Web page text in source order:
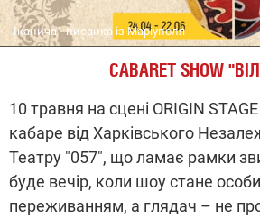
Іканича - писанка із Маріуполя
CABARET SHOW "
10 травня на сцені ORIGIN
кабаре від Харківського
Театру "057", що ламає рамки
буде вечір, коли шоу стане
переживанням, а глядач – не